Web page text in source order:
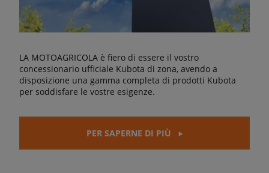
LA MOTOAGRICOLA è fiero di essere il vostro
concessionario ufficiale Kubota di zona, avendo a
disposizione una gamma completa di prodotti Kubota
per soddisfare le vostre esigenze.
PER SAPERNE DI PIÙ